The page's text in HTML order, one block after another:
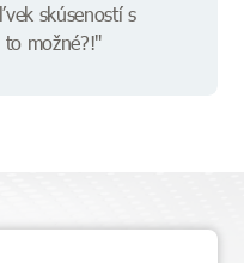
skúseností s
možné?!"